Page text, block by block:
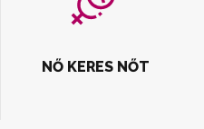
NŐ KERES NŐT